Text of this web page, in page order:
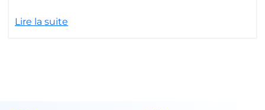
Lire la suite